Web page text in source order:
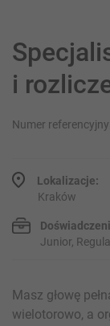
i
Numer
Lokalizacje:
Kraków
Junior,
Masz głowę
wielotorowo, a